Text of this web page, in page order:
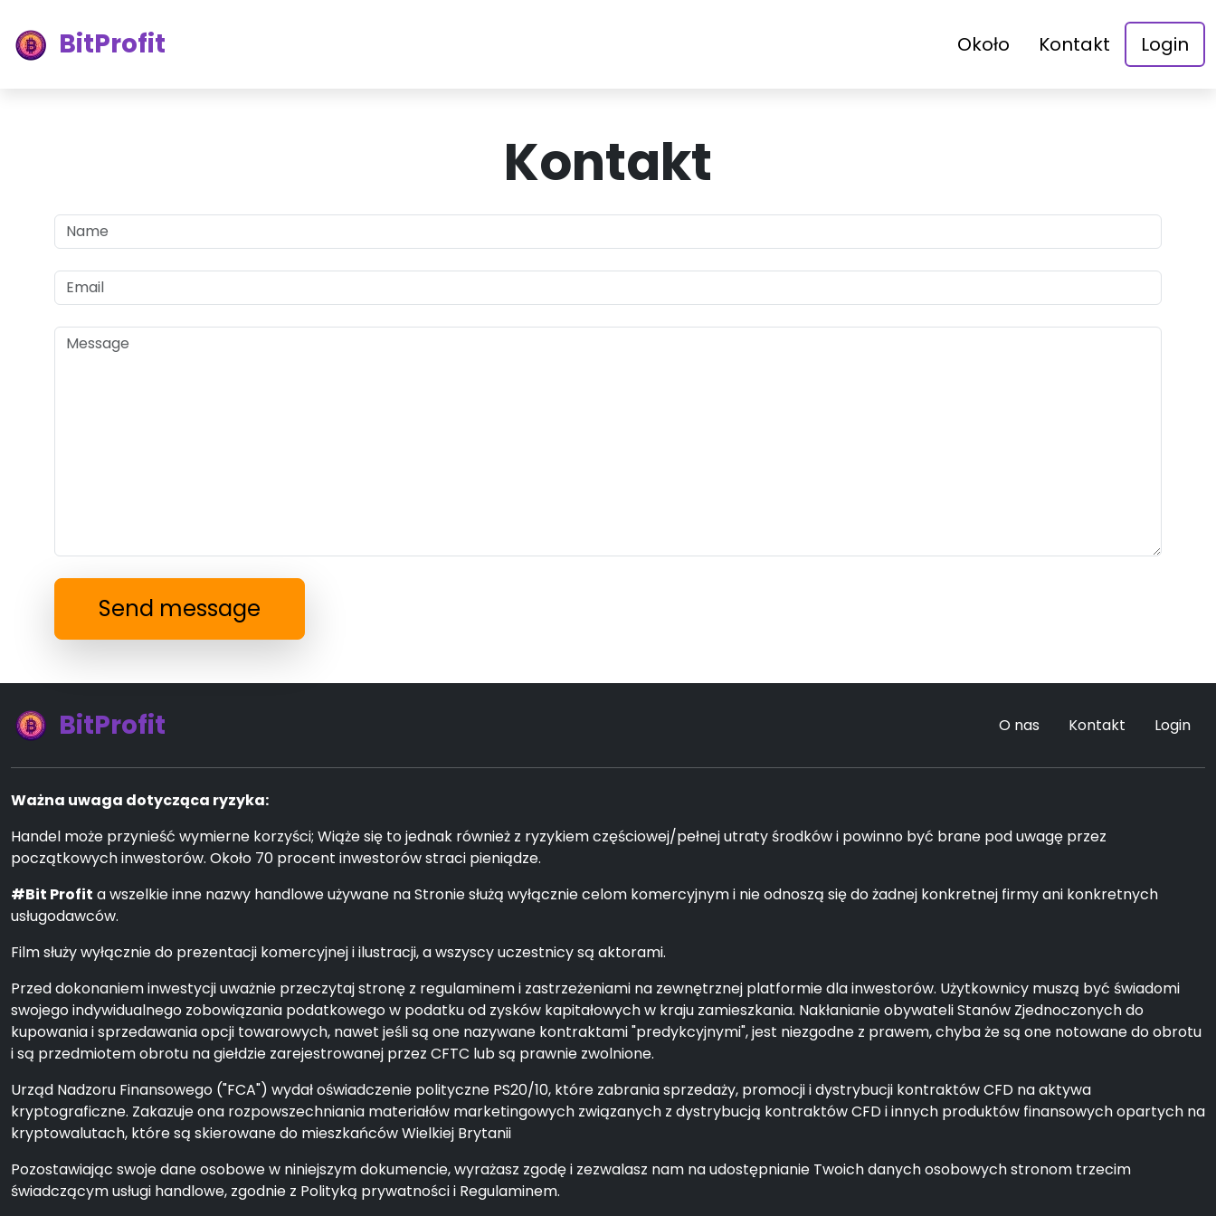
BitProfit Około Kontakt Login
Kontakt
Send message
BitProfit O nas Kontakt Login
Ważna uwaga dotycząca ryzyka:
Handel może przynieść wymierne korzyści; Wiąże się to jednak również z ryzykiem częściowej/pełnej utraty środków i powinno być brane pod uwagę przez
początkowych inwestorów. Około 70 procent inwestorów straci pieniądze.
#Bit Profit a wszelkie inne nazwy handlowe używane na Stronie służą wyłącznie celom komercyjnym i nie odnoszą się do żadnej konkretnej firmy ani konkretnych
usługodawców.
Film służy wyłącznie do prezentacji komercyjnej i ilustracji, a wszyscy uczestnicy są aktorami.
Przed dokonaniem inwestycji uważnie przeczytaj stronę z regulaminem i zastrzeżeniami na zewnętrznej platformie dla inwestorów. Użytkownicy muszą być świadomi
swojego indywidualnego zobowiązania podatkowego w podatku od zysków kapitałowych w kraju zamieszkania. Nakłanianie obywateli Stanów Zjednoczonych do
kupowania i sprzedawania opcji towarowych, nawet jeśli są one nazywane kontraktami "predykcyjnymi", jest niezgodne z prawem, chyba że są one notowane do obrotu
i są przedmiotem obrotu na giełdzie zarejestrowanej przez CFTC lub są prawnie zwolnione.
Urząd Nadzoru Finansowego ("FCA") wydał oświadczenie polityczne PS20/10, które zabrania sprzedaży, promocji i dystrybucji kontraktów CFD na aktywa
kryptograficzne. Zakazuje ona rozpowszechniania materiałów marketingowych związanych z dystrybucją kontraktów CFD i innych produktów finansowych opartych na
kryptowalutach, które są skierowane do mieszkańców Wielkiej Brytanii
Pozostawiając swoje dane osobowe w niniejszym dokumencie, wyrażasz zgodę i zezwalasz nam na udostępnianie Twoich danych osobowych stronom trzecim
świadczącym usługi handlowe, zgodnie z Polityką prywatności i Regulaminem.